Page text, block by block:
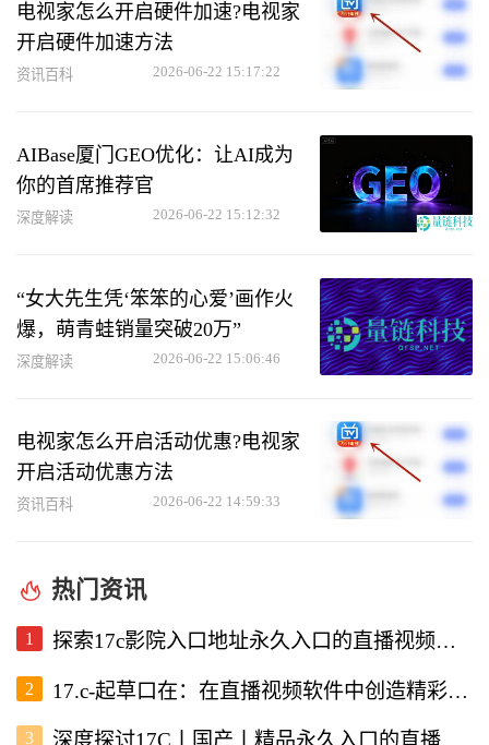
电视家怎么开启硬件加速?电视家
开启硬件加速方法
资讯百科 2026-06-22 15:17:22
AIBase厦门GEO优化：让AI成为
你的首席推荐官
深度解读 2026-06-22 15:12:32
“女大先生凭‘笨笨的心爱’画作火
爆，萌青蛙销量突破20万”
深度解读 2026-06-22 15:06:46
电视家怎么开启活动优惠?电视家
开启活动优惠方法
资讯百科 2026-06-22 14:59:33
热门资讯
1 探索17c影院入口地址永久入口的直播视频软件使用体验
2 17.c-起草口在：在直播视频软件中创造精彩内容的新机遇
3